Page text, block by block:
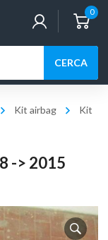
0
CERCA
Kit airbag
Kit
-> 2015